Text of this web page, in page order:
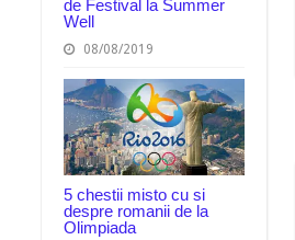
de Festival la Summer
Well
08/08/2019
5 chestii misto cu si
despre romanii de la
Olimpiada